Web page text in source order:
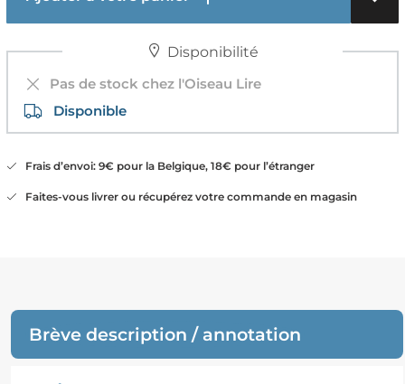
Disponibilité
Pas de stock chez l'Oiseau Lire
Disponible
Frais d’envoi: 9€ pour la Belgique, 18€ pour l’étranger
Faites-vous livrer ou récupérez votre commande en magasin
Brève description / annotation